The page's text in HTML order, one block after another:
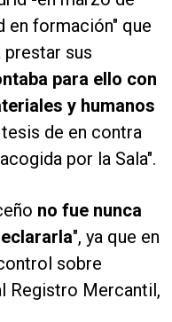
en formación" que
prestar sus
para ello con
y humanos
de en contra
por la Sala".
no fue nunca
", ya que en
sobre
Registro Mercantil,